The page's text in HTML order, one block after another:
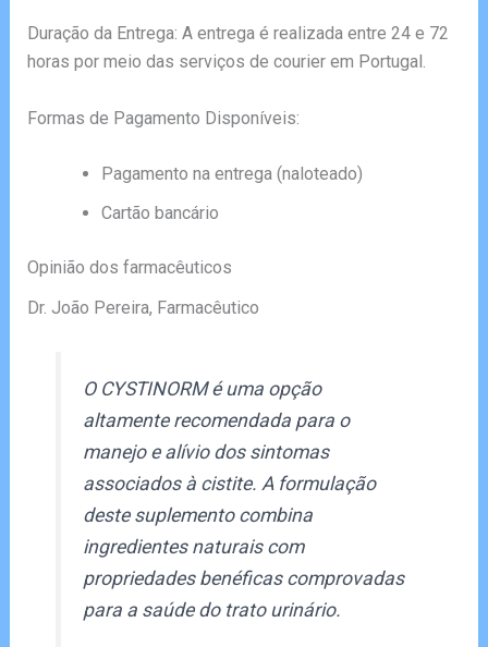
Duração da Entrega: A entrega é realizada entre 24 e 72
horas por meio das serviços de courier em Portugal.
Formas de Pagamento Disponíveis:
Pagamento na entrega (naloteado)
Cartão bancário
Opinião dos farmacêuticos
Dr. João Pereira, Farmacêutico
O CYSTINORM é uma opção
altamente recomendada para o
manejo e alívio dos sintomas
associados à cistite. A formulação
deste suplemento combina
ingredientes naturais com
propriedades benéficas comprovadas
para a saúde do trato urinário.